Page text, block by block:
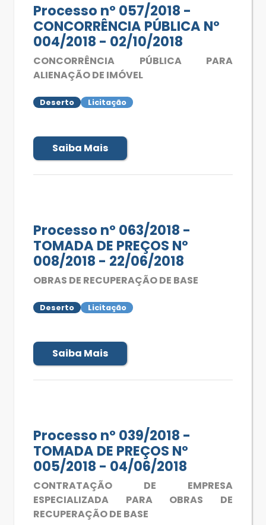
Processo nº 057/2018 -
CONCORRÊNCIA PÚBLICA Nº
004/2018 - 02/10/2018
CONCORRÊNCIA PÚBLICA PARA
ALIENAÇÃO DE IMÓVEL
Deserto Licitação
Saiba Mais
Processo nº 063/2018 -
TOMADA DE PREÇOS Nº
008/2018 - 22/06/2018
OBRAS DE RECUPERAÇÃO DE BASE
Deserto Licitação
Saiba Mais
Processo nº 039/2018 -
TOMADA DE PREÇOS Nº
005/2018 - 04/06/2018
CONTRATAÇÃO DE EMPRESA
ESPECIALIZADA PARA OBRAS DE
RECUPERAÇÃO DE BASE